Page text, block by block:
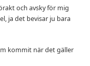
och avsky för mig
ja det bevisar ju bara
kommit när det gäller